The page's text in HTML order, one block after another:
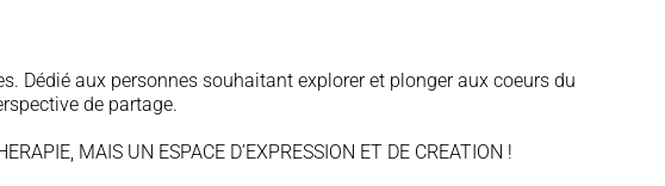
Dédié aux personnes souhaitant explorer et plonger aux coeurs du
de partage.
MAIS UN ESPACE D’EXPRESSION ET DE CREATION !